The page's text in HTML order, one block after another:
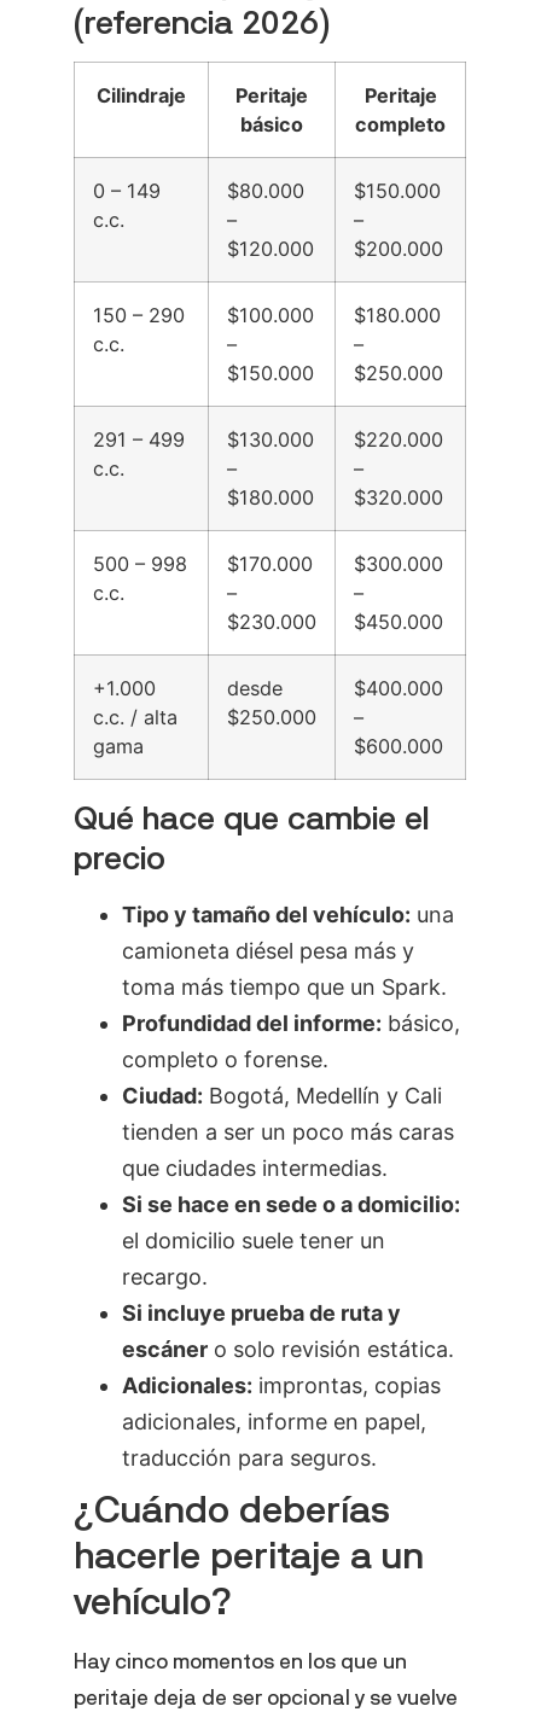
(referencia 2026)
Cilindraje
Peritaje
básico
Peritaje
completo
0 – 149
c.c.
$80.000
–
$120.000
$150.000
–
$200.000
150 – 290
c.c.
$100.000
–
$150.000
$180.000
–
$250.000
291 – 499
c.c.
$130.000
–
$180.000
$220.000
–
$320.000
500 – 998
c.c.
$170.000
–
$230.000
$300.000
–
$450.000
+1.000
c.c. / alta
gama
desde
$250.000
$400.000
–
$600.000
Qué hace que cambie el
precio
Tipo y tamaño del vehículo: una
camioneta diésel pesa más y
toma más tiempo que un Spark.
Profundidad del informe: básico,
completo o forense.
Ciudad: Bogotá, Medellín y Cali
tienden a ser un poco más caras
que ciudades intermedias.
Si se hace en sede o a domicilio:
el domicilio suele tener un
recargo.
Si incluye prueba de ruta y
escáner o solo revisión estática.
Adicionales: improntas, copias
adicionales, informe en papel,
traducción para seguros.
¿Cuándo deberías
hacerle peritaje a un
vehículo?
Hay cinco momentos en los que un
peritaje deja de ser opcional y se vuelve